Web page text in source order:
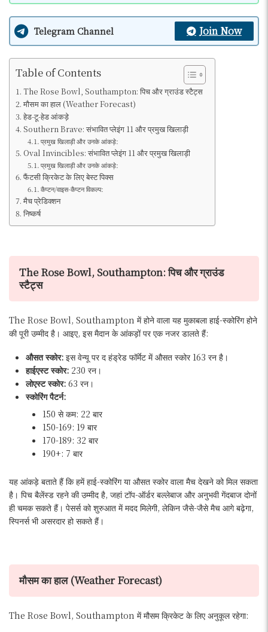
Telegram Channel Join Now
Table of Contents
The Rose Bowl, Southampton: पिच और ग्राउंड स्टैट्स
मौसम का हाल (Weather Forecast)
हेड-टू-हेड आंकड़े
Southern Brave: संभावित प्लेइंग 11 और प्रमुख खिलाड़ी
प्रमुख खिलाड़ी और उनके आंकड़े:
Oval Invincibles: संभावित प्लेइंग 11 और प्रमुख खिलाड़ी
प्रमुख खिलाड़ी और उनके आंकड़े:
फैंटसी क्रिकेट के लिए बेस्ट पिक्स
कैप्टन/वाइस-कैप्टन विकल्प:
मैच प्रेडिक्शन
निष्कर्ष
The Rose Bowl, Southampton: पिच और ग्राउंड
स्टैट्स
The Rose Bowl, Southampton में होने वाला यह मुकाबला हाई-स्कोरिंग होने
की पूरी उम्मीद है। आइए, इस मैदान के आंकड़ों पर एक नजर डालते हैं:
औसत स्कोर: इस वेन्यू पर द हंड्रेड फॉर्मेट में औसत स्कोर 163 रन है।
हाईएस्ट स्कोर: 230 रन।
लोएस्ट स्कोर: 63 रन।
स्कोरिंग पैटर्न:
150 से कम: 22 बार
150-169: 19 बार
170-189: 32 बार
190+: 7 बार
यह आंकड़े बताते हैं कि हमें हाई-स्कोरिंग या औसत स्कोर वाला मैच देखने को मिल सकता
है। पिच बैलेंस्ड रहने की उम्मीद है, जहां टॉप-ऑर्डर बल्लेबाज और अनुभवी गेंदबाज दोनों
ही चमक सकते हैं। पेसर्स को शुरुआत में मदद मिलेगी, लेकिन जैसे-जैसे मैच आगे बढ़ेगा,
स्पिनर्स भी असरदार हो सकते हैं।
मौसम का हाल (Weather Forecast)
The Rose Bowl, Southampton में मौसम क्रिकेट के लिए अनुकूल रहेगा: